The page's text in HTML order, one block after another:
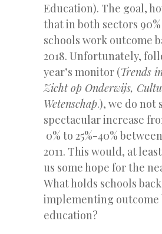
Education). The goal,
that in both sectors
schools work outcome
2018. Unfortunately,
year’s monitor (Trends
Zicht op Onderwijs,
Wetenschap.), we do not
spectacular increase
0% to 25%-40%
2011. This would, at
us some hope for the
What holds schools
implementing outcome
education?